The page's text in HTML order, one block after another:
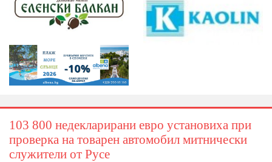
103 800 недекларирани евро установиха при
проверка на товарен автомобил митнически
служители от Русе